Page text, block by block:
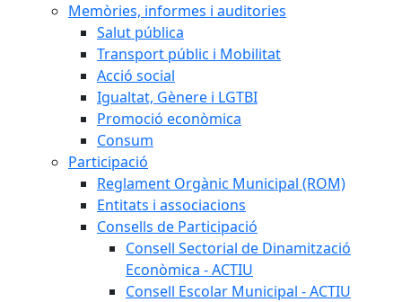
Memòries, informes i auditories
Salut pública
Transport públic i Mobilitat
Acció social
Igualtat, Gènere i LGTBI
Promoció econòmica
Consum
Participació
Reglament Orgànic Municipal (ROM)
Entitats i associacions
Consells de Participació
Consell Sectorial de Dinamització
Econòmica - ACTIU
Consell Escolar Municipal - ACTIU